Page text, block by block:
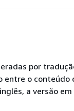
por
entre o conteúdo
a versão em